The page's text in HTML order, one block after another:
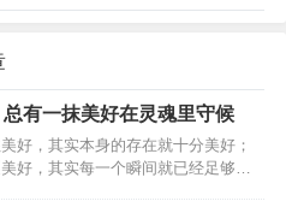
有一抹美好在灵魂里守候
好，其实本身的存在就十分美好；
好，其实每一个瞬间就已经足够美